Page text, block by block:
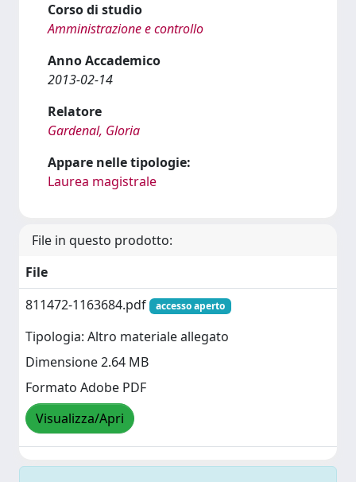
Corso di studio
Amministrazione e controllo
Anno Accademico
2013-02-14
Relatore
Gardenal, Gloria
Appare nelle tipologie:
Laurea magistrale
File in questo prodotto:
File
811472-1163684.pdf
accesso aperto
Tipologia: Altro materiale allegato
Dimensione 2.64 MB
Formato Adobe PDF
Visualizza/Apri